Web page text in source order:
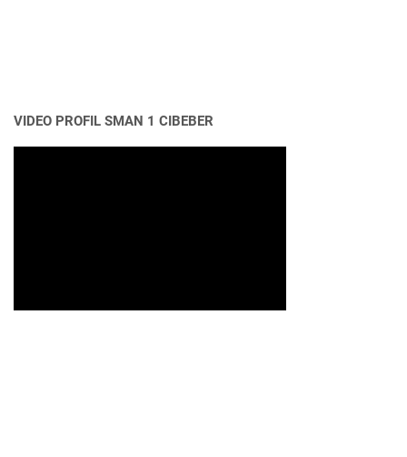
VIDEO PROFIL SMAN 1 CIBEBER